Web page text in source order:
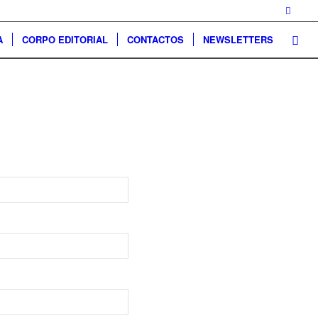
CORPO EDITORIAL CONTACTOS NEWSLETTERS